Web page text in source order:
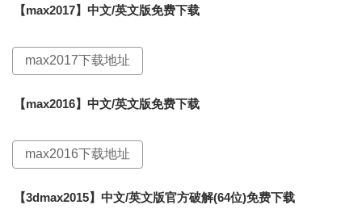
【max2017】中文/英文版免费下载
max2017下载地址
【max2016】中文/英文版免费下载
max2016下载地址
【3dmax2015】中文/英文版官方破解(64位)免费下载